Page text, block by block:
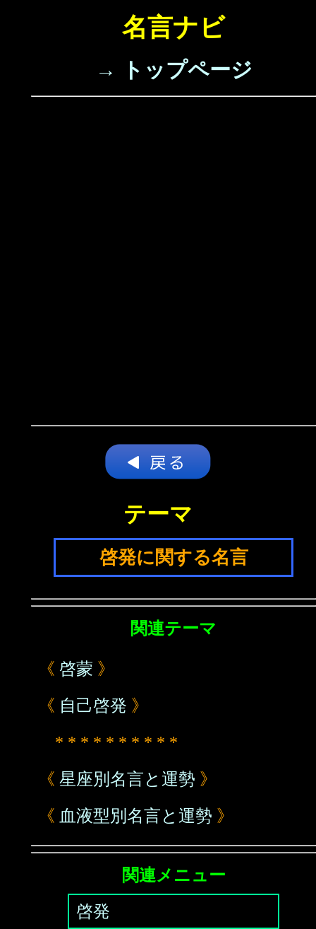
名言ナビ
→ トップページ
テーマ
啓発に関する名言
関連テーマ
《 啓蒙 》
《 自己啓発 》
* * * * * * * * * *
《 星座別名言と運勢 》
《 血液型別名言と運勢 》
関連メニュー
啓発